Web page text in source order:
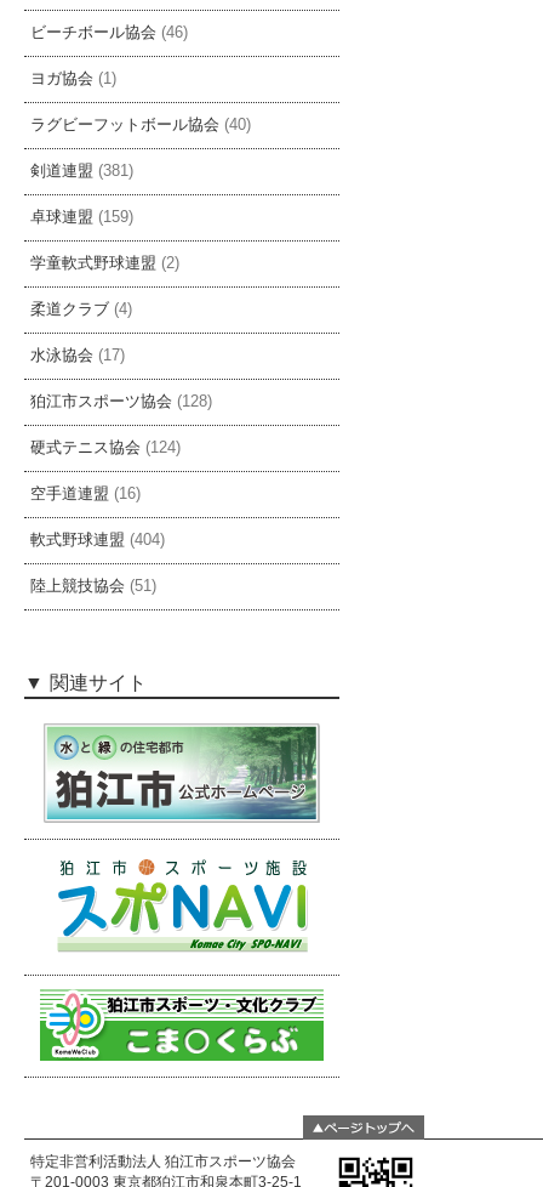
ビーチボール協会 (46)
ヨガ協会 (1)
ラグビーフットボール協会 (40)
剣道連盟 (381)
卓球連盟 (159)
学童軟式野球連盟 (2)
柔道クラブ (4)
水泳協会 (17)
狛江市スポーツ協会 (128)
硬式テニス協会 (124)
空手道連盟 (16)
軟式野球連盟 (404)
陸上競技協会 (51)
関連サイト
特定非営利活動法人 狛江市スポーツ協会
〒201-0003 東京都狛江市和泉本町3-25-1